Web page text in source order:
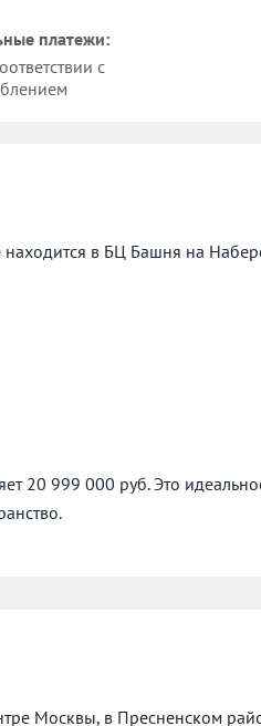
платежи:
с
в БЦ Башня на
20 999 000 руб. Это
Москвы, в Пресненском